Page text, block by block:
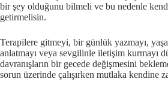
bir şey olduğunu bilmeli ve bu nedenle
getirmelisin.
Terapilere gitmeyi, bir günlük yazmayı,
anlatmayı veya sevgilinle iletişim kurmayı
davranışların bir gecede değişmesini
sorun üzerinde çalışırken mutlaka kendine